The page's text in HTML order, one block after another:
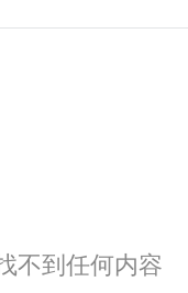
不到任何内容